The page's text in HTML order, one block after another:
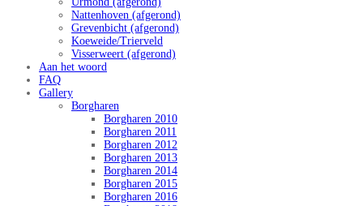
Nattenhoven (afgerond)
Grevenbicht (afgerond)
Koeweide/Trierveld
Visserweert (afgerond)
Aan het woord
FAQ
Gallery
Borgharen
Borgharen 2010
Borgharen 2011
Borgharen 2012
Borgharen 2013
Borgharen 2014
Borgharen 2015
Borgharen 2016